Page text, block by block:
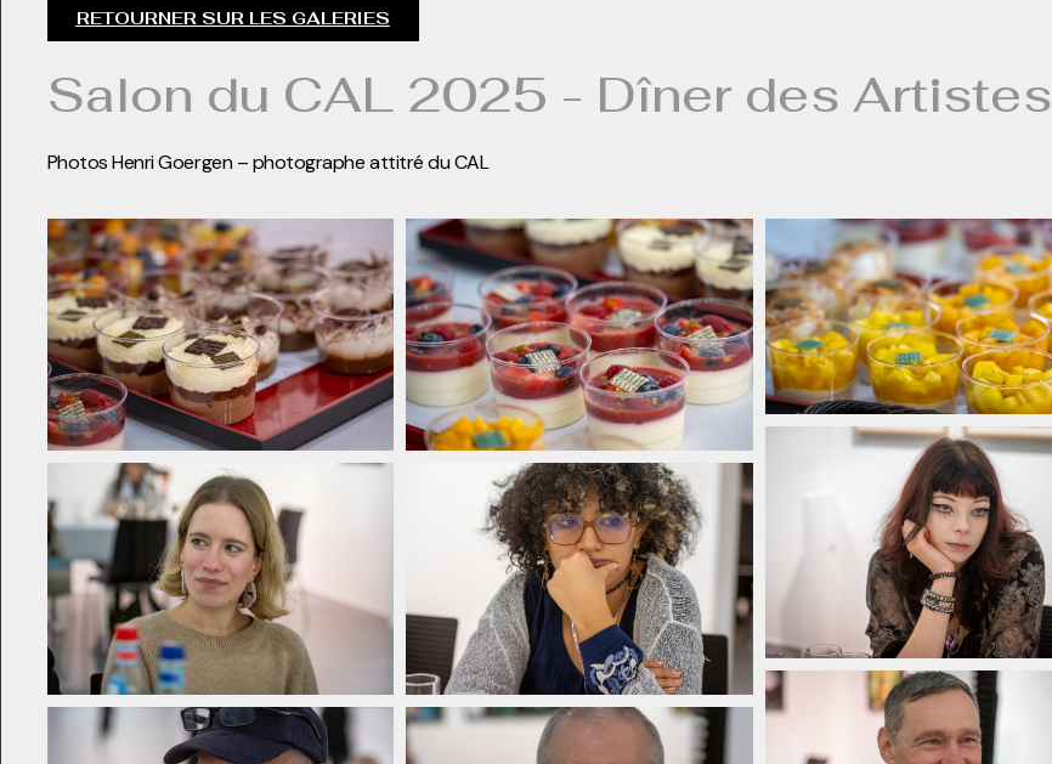
RETOURNER SUR LES GALERIES
Salon du CAL 2025 - Dîner des Artistes
Photos Henri Goergen – photographe attitré du CAL